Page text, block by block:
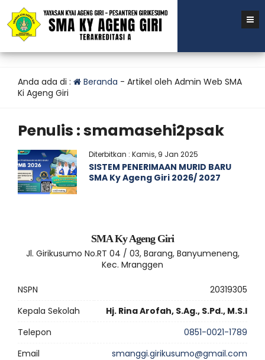
Anda ada di : Beranda - Artikel oleh Admin Web SMA
Ki Ageng Giri
Penulis : smamasehi2psak
Diterbitkan : Kamis, 9 Jan 2025
SISTEM PENERIMAAN MURID BARU
SMA Ky Ageng Giri 2026/ 2027
SMA Ky Ageng Giri
Jl. Girikusumo No.RT 04 / 03, Barang, Banyumeneng,
Kec. Mranggen
NSPN
20319305
Kepala Sekolah
Hj. Rina Arofah, S.Ag., S.Pd., M.S.I
Telepon
0851-0021-1789
Email
smanggi.girikusumo@gmail.com